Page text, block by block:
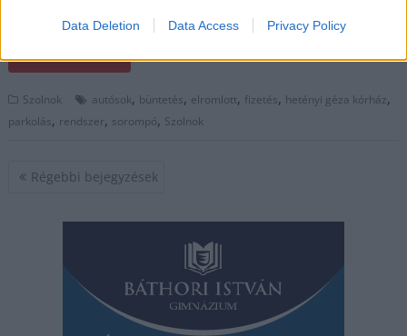
Data Deletion Data Access Privacy Policy
mert nincs más megoldás.
TOVÁBB OLVASOM
Szolnok autósok, büntetés, elromlott, fizetés, hetényi géza kórház,
parkolás, rendszer, sorompó, Szolnok
Bejegyzés
Régebbi bejegyzések